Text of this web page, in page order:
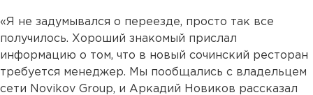
«Я не задумывался о переезде, просто так все
получилось. Хороший знакомый прислал
информацию о том, что в новый сочинский ресторан
требуется менеджер. Мы пообщались с владельцем
сети Novikov Group, и Аркадий Новиков рассказал